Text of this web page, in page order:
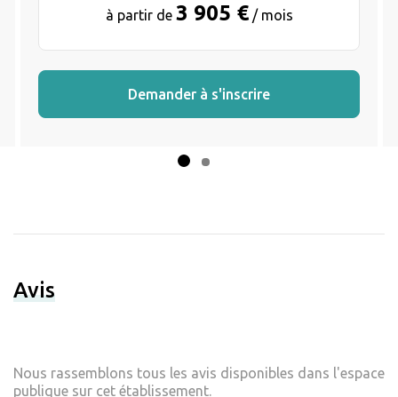
à partir de 3 905 €/ mois
Demander à s'inscrire
Avis
Nous rassemblons tous les avis disponibles dans l'espace
publique sur cet établissement.